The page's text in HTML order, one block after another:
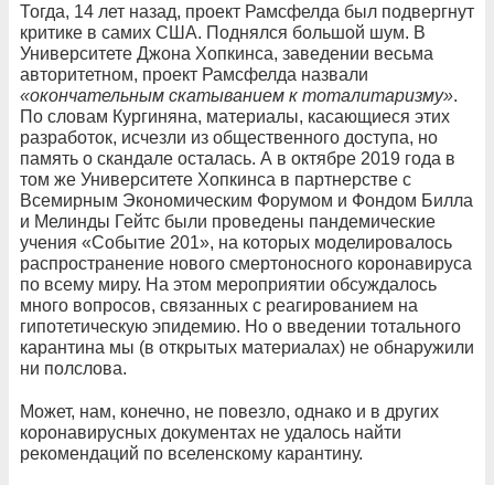
Тогда, 14 лет назад, проект Рамсфелда был подвергнут
критике в самих США. Поднялся большой шум. В
Университете Джона Хопкинса, заведении весьма
авторитетном, проект Рамсфелда назвали
«окончательным скатыванием к тоталитаризму».
По словам Кургиняна, материалы, касающиеся этих
разработок, исчезли из общественного доступа, но
память о скандале осталась. А в октябре 2019 года в
том же Университете Хопкинса в партнерстве с
Всемирным Экономическим Форумом и Фондом Билла
и Мелинды Гейтс были проведены пандемические
учения «Событие 201», на которых моделировалось
распространение нового смертоносного коронавируса
по всему миру. На этом мероприятии обсуждалось
много вопросов, связанных с реагированием на
гипотетическую эпидемию. Но о введении тотального
карантина мы (в открытых материалах) не обнаружили
ни полслова.
Может, нам, конечно, не повезло, однако и в других
коронавирусных документах не удалось найти
рекомендаций по вселенскому карантину.